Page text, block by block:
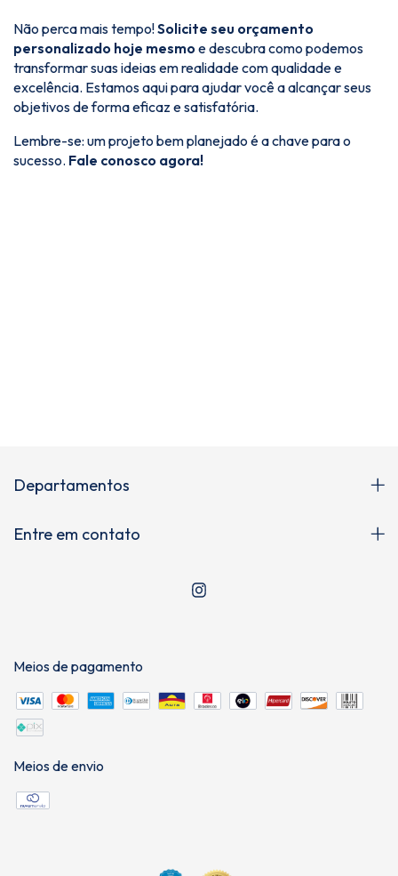
Não perca mais tempo!Solicite seu orçamento
personalizado hoje mesmo e descubra como podemos
transformar suas ideias em realidade com qualidade e
excelência. Estamos aqui para ajudar você a alcançar seus
objetivos de forma eficaz e satisfatória.
Lembre-se: um projeto bem planejado é a chave para o
sucesso. Fale conosco agora!
Departamentos
Entre em contato
Meios de pagamento
Meios de envio